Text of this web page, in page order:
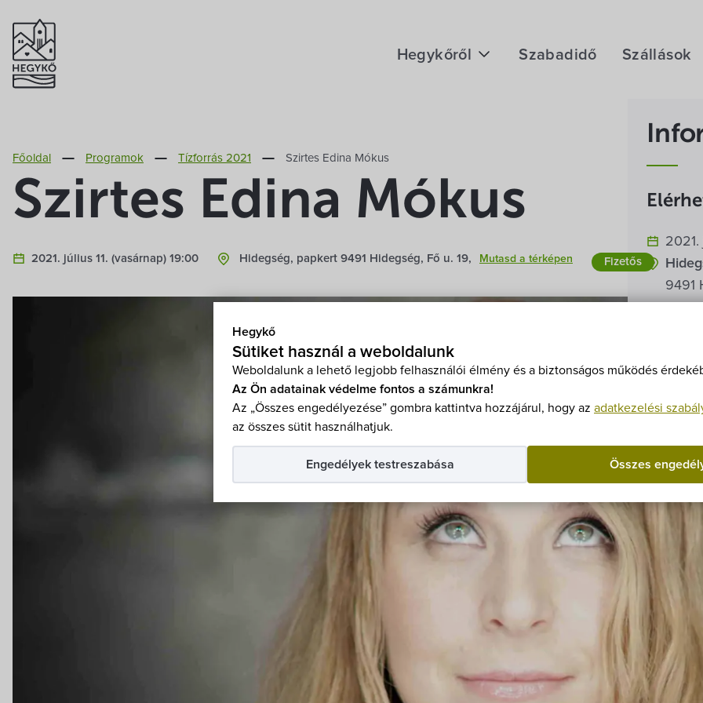
Hegykő
Sütiket használ a weboldalunk
Weboldalunk a lehető legjobb felhasználói élmény és a biztonságos működés
Az Ön adatainak védelme fontos a számunkra!
Az „Összes engedélyezése” gombra kattintva hozzájárul, hogy az adatkezelési
az összes sütit használhatjuk.
Összes
Engedélyek testreszabása
Hegykőről
Éghajlat
Szabadidő Szállások
Főoldal Programok Tízforrás 2021 Szirtes Edina Mókus
Szirtes Edina Mókus
2021. július 11. (vasárnap) 19:00 Hidegség, papkert 9491 Hidegség, Fő u. 19, Mutasd a térképen Fizetős
2021.
9491